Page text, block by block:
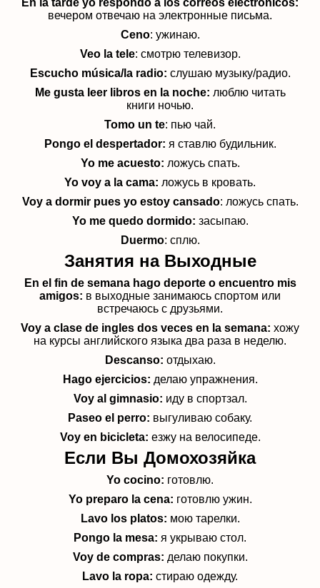
En la tarde yo respondo a los correos electrónicos:
вечером отвечаю на электронные письма.
Ceno: ужинаю.
Veo la tele: смотрю телевизор.
Escucho música/la radio: слушаю музыку/радио.
Me gusta leer libros en la noche: люблю читать
книги ночью.
Tomo un te: пью чай.
Pongo el despertador: я ставлю будильник.
Yo me acuesto: ложусь спать.
Yo voy a la cama: ложусь в кровать.
Voy a dormir pues yo estoy cansado: ложусь спать.
Yo me quedo dormido: засыпаю.
Duermo: сплю.
Занятия на Выходные
En el fin de semana hago deporte o encuentro mis
amigos: в выходные занимаюсь спортом или
встречаюсь с друзьями.
Voy a clase de ingles dos veces en la semana: хожу
на курсы английского языка два раза в неделю.
Descanso: отдыхаю.
Hago ejercicios: делаю упражнения.
Voy al gimnasio: иду в спортзал.
Paseo el perro: выгуливаю собаку.
Voy en bicicleta: езжу на велосипеде.
Если Вы Домохозяйка
Yo cocino: готовлю.
Yo preparo la cena: готовлю ужин.
Lavo los platos: мою тарелки.
Pongo la mesa: я укрываю стол.
Voy de compras: делаю покупки.
Lavo la ropa: стираю одежду.